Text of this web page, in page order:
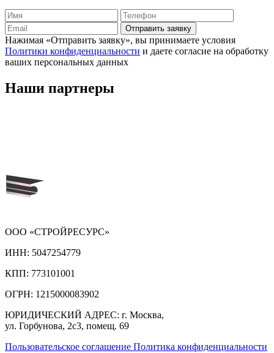
Отправить заявку
Нажимая «Отправить заявку», вы принимаете условия
Политики конфиденциальности и даете согласие на обработку
ваших персональных данных
Наши партнеры
ООО «СТРОЙРЕСУРС»
ИНН: 5047254779
КПП: 773101001
ОГРН: 1215000083902
ЮРИДИЧЕСКИЙ АДРЕС: г. Москва,
ул. Горбунова, 2с3, помещ. 69
Пользовательское соглашение Политика конфиденциальности